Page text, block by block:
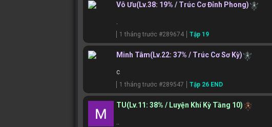
Vô Ưu(Lv.38: 19% / Trúc Cơ Đỉnh Phong)
1 tháng trước #289674 Tập 19
Minh Tâm(Lv.22: 37% / Trúc Cơ Sơ Kỳ)
c
1 tháng trước #289547 Tập 26 END
TU(Lv.11: 38% / Luyện Khí Kỳ Tầng 10)